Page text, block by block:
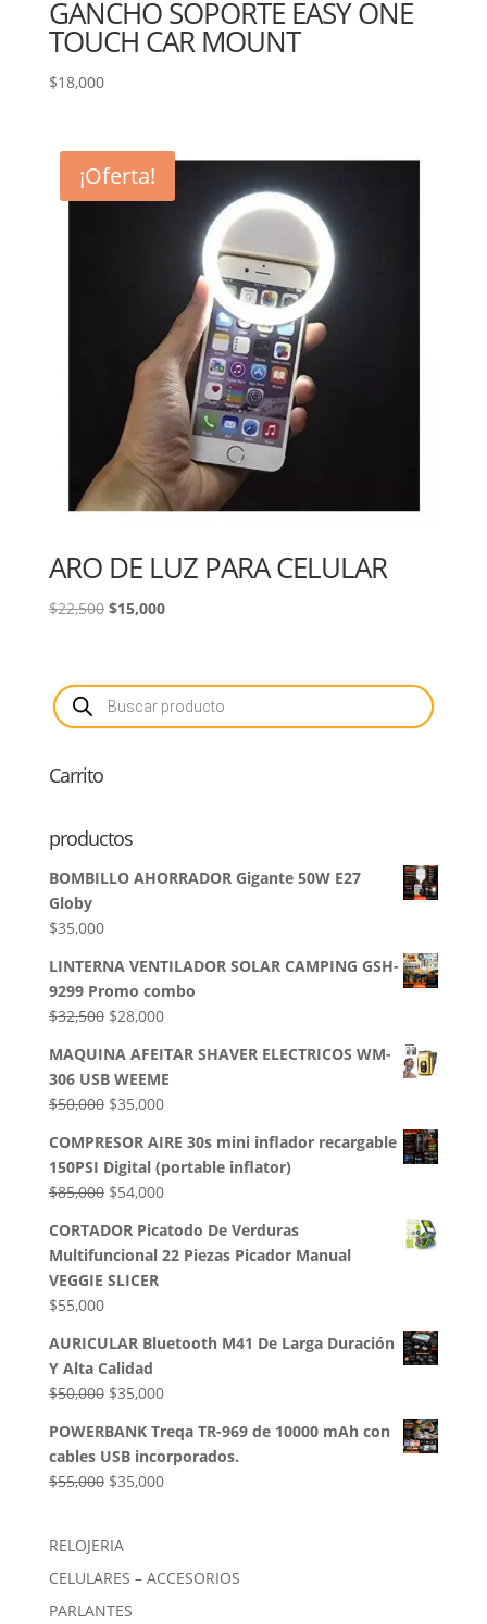
GANCHO SOPORTE EASY ONE
TOUCH CAR MOUNT
$18,000
¡Oferta!
ARO DE LUZ PARA CELULAR
$22,500 El
era:
$22,500.
$15,000El
es:
$15,000.
Búsqueda
de
productos
Carrito
productos
BOMBILLO AHORRADOR Gigante 50W E27
Globy
$35,000
LINTERNA VENTILADOR SOLAR CAMPING GSH-
9299 Promo combo
$32,500 El
original
era:
$32,500.
$28,000El
actual
es:
$28,000.
MAQUINA AFEITAR SHAVER ELECTRICOS WM-
306 USB WEEME
$50,000 El
original
era:
$50,000.
$35,000El
actual
es:
$35,000.
COMPRESOR AIRE 30s mini inflador recargable
150PSI Digital (portable inflator)
$85,000 El
original
era:
$85,000.
$54,000El
actual
es:
CORTADOR Picatodo De Verduras
Multifuncional 22 Piezas Picador Manual
VEGGIE SLICER
$55,000
AURICULAR Bluetooth M41 De Larga Duración
Y Alta Calidad
$50,000 El
original
era:
$50,000.
$35,000El
actual
es:
$35,000.
POWERBANK Treqa TR-969 de 10000 mAh con
cables USB incorporados.
$55,000 El
era:
$55,000.
$35,000El
$35,000.
RELOJERIA
CELULARES – ACCESORIOS
PARLANTES